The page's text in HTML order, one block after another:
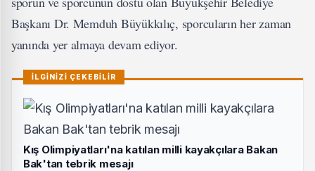
Başkanı Dr. Memduh Büyükkılıç, sporcuların her zaman
yanında yer almaya devam ediyor.
İLGİNİZİ ÇEKEBİLİR
Kış Olimpiyatları'na katılan milli kayakçılara Bakan
Bak'tan tebrik mesajı